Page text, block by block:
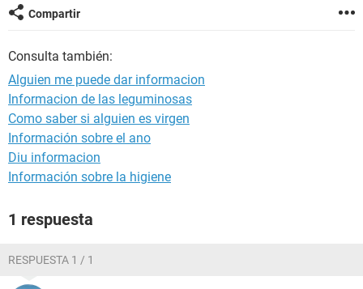
VECES NUNCA SE ME ATRASA. QUE ME RECOMIENDAN...
GRACIAS
Compartir
Consulta también:
Alguien me puede dar informacion
Informacion de las leguminosas
Como saber si alguien es virgen
Información sobre el ano
Diu informacion
Información sobre la higiene
1 respuesta
RESPUESTA 1 / 1